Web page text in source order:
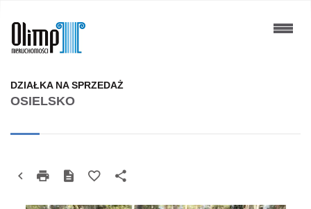
OSIELSKO
DZIAŁKA NA SPRZEDAŻ